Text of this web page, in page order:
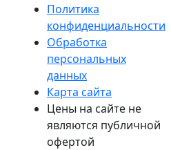
Политика
конфиденциальности
Обработка
персональных
данных
Карта сайта
Цены на сайте не
являются публичной
офертой